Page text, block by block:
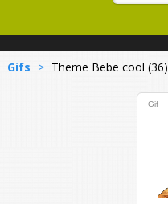
Gifs > Theme Bebe cool (36)
Gif